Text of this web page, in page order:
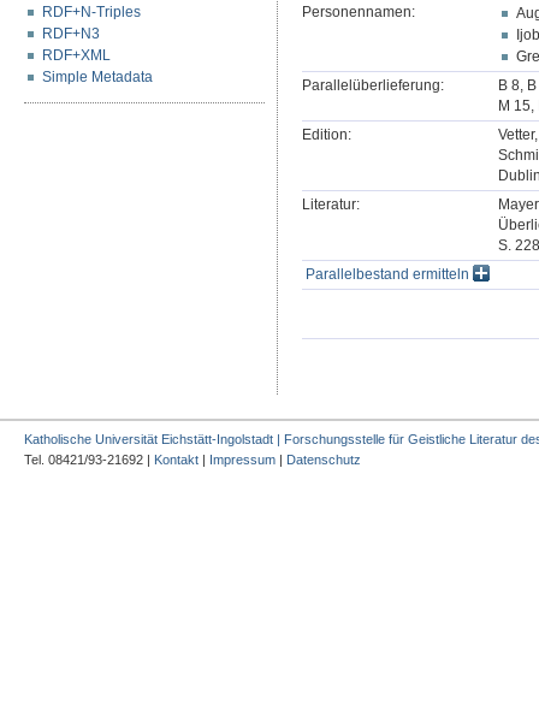
RDF+N-Triples
RDF+N3
RDF+XML
Simple Metadata
Personennamen:
Ijob
Parallelüberlieferung:
B 8,
M
Edition:
Literatur:
S.
Parallelbestand ermitteln
Katholische Universität Eichstätt-Ingolstadt | Forschungsstelle für Geistliche Literatur
Tel. 08421/93-21692 | Kontakt | Impressum | Datenschutz